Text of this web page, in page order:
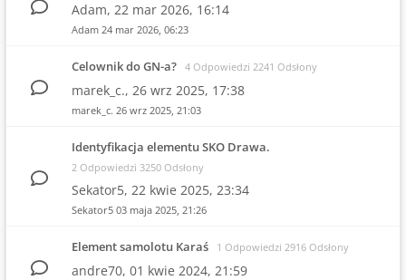
Adam, 22 mar 2026, 16:14
Adam 24 mar 2026, 06:23
Celownik do GN-a? 4 Odpowiedzi 2241 Odsłony
marek_c., 26 wrz 2025, 17:38
marek_c. 26 wrz 2025, 21:03
Identyfikacja elementu SKO Drawa.
2 Odpowiedzi 3250 Odsłony
Sekator5, 22 kwie 2025, 23:34
Sekator5 03 maja 2025, 21:26
Element samolotu Karaś 1 Odpowiedzi 2916 Odsłony
andre70, 01 kwie 2024, 21:59